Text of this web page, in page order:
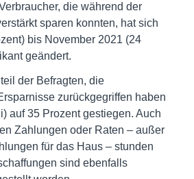
die während der
sparen konnten, hat sich
bis November 2021 (24
geändert.
der Befragten, die
zurückgegriffen haben
auf 35 Prozent gestiegen. Auch
Zahlungen oder Raten – außer
für das Haus – stunden
sind ebenfalls